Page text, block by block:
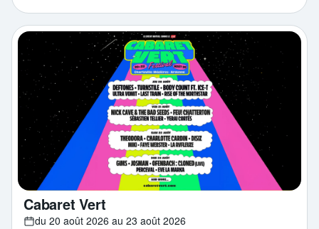
Cabaret Vert
du 20 août 2026 au 23 août 2026